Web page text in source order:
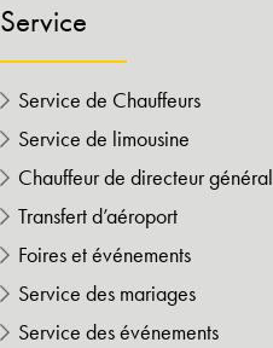
Service
Service de Chauffeurs
Service de limousine
Chauffeur de directeur général
Transfert d’aéroport
Foires et événements
Service des mariages
Service des événements